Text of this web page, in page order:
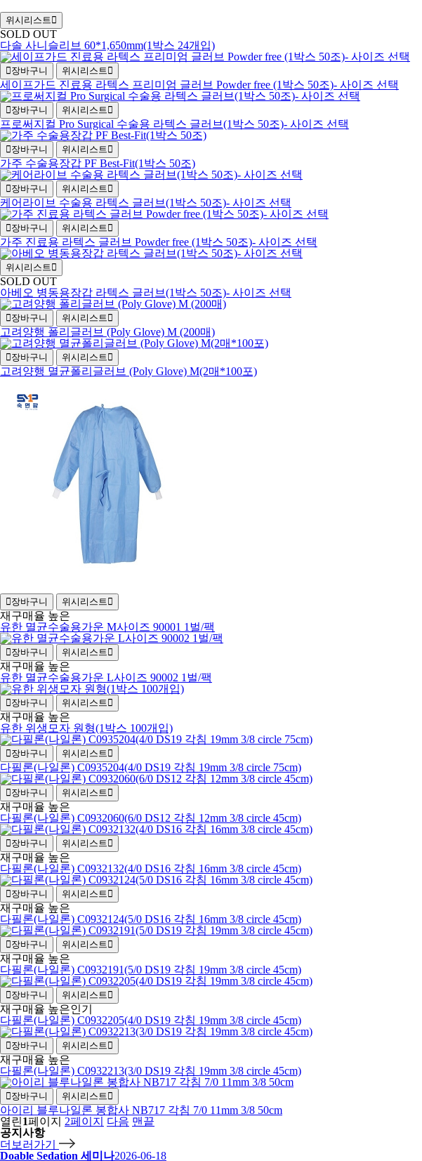
위시리스트
SOLD OUT
다솔 사니슬리브 60*1,650mm(1박스 24개입)
장바구니 위시리스트
세이프가드 진료용 라텍스 프리미엄 글러브 Powder free (1박스 50조)- 사이즈 선택
장바구니 위시리스트
프로써지컬 Pro Surgical 수술용 라텍스 글러브(1박스 50조)- 사이즈 선택
장바구니 위시리스트
가주 수술용장갑 PF Best-Fit(1박스 50조)
장바구니 위시리스트
케어라이브 수술용 라텍스 글러브(1박스 50조)- 사이즈 선택
장바구니 위시리스트
가주 진료용 라텍스 글러브 Powder free (1박스 50조)- 사이즈 선택
위시리스트
SOLD OUT
아베오 병동용장갑 라텍스 글러브(1박스 50조)- 사이즈 선택
장바구니 위시리스트
고려양행 폴리글러브 (Poly Glove) M (200매)
장바구니 위시리스트
고려양행 멸균폴리글러브 (Poly Glove) M(2매*100포)
장바구니 위시리스트
재구매율 높은
유한 멸균수술용가운 M사이즈 90001 1벌/팩
장바구니 위시리스트
재구매율 높은
유한 멸균수술용가운 L사이즈 90002 1벌/팩
장바구니 위시리스트
재구매율 높은
유한 위생모자 원형(1박스 100개입)
장바구니 위시리스트
다필론(나일론) C0935204(4/0 DS19 각침 19mm 3/8 circle 75cm)
장바구니 위시리스트
재구매율 높은
다필론(나일론) C0932060(6/0 DS12 각침 12mm 3/8 circle 45cm)
장바구니 위시리스트
재구매율 높은
다필론(나일론) C0932132(4/0 DS16 각침 16mm 3/8 circle 45cm)
장바구니 위시리스트
재구매율 높은
다필론(나일론) C0932124(5/0 DS16 각침 16mm 3/8 circle 45cm)
장바구니 위시리스트
재구매율 높은
다필론(나일론) C0932191(5/0 DS19 각침 19mm 3/8 circle 45cm)
장바구니 위시리스트
재구매율 높은인기
다필론(나일론) C0932205(4/0 DS19 각침 19mm 3/8 circle 45cm)
장바구니 위시리스트
재구매율 높은
다필론(나일론) C0932213(3/0 DS19 각침 19mm 3/8 circle 45cm)
장바구니 위시리스트
아이리 블루나일론 봉합사 NB717 각침 7/0 11mm 3/8 50cm
열린1페이지 2페이지 다음 맨끝
공지사항
더보러가기
Doable Sedation 세미나2026-06-18